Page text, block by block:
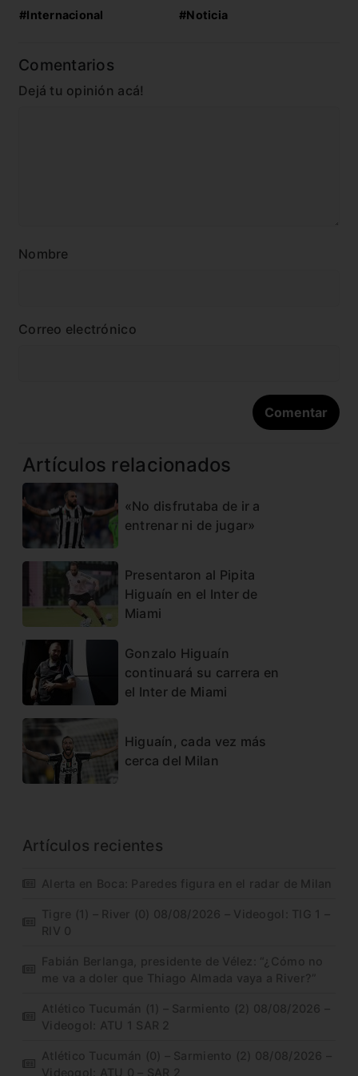
#Internacional #Noticia
Comentarios
Dejá tu opinión acá!
Nombre
Correo electrónico
Artículos relacionados
«No disfrutaba de ir a
entrenar ni de jugar»
Presentaron al Pipita
Higuaín en el Inter de
Miami
Gonzalo Higuaín
continuará su carrera en
el Inter de Miami
Higuaín, cada vez más
cerca del Milan
Artículos recientes
Alerta en Boca: Paredes figura en el radar de Milan
Tigre (1) – River (0) 08/08/2026 – Videogol: TIG 1 –
RIV 0
Fabián Berlanga, presidente de Vélez: “¿Cómo no
me va a doler que Thiago Almada vaya a River?”
Atlético Tucumán (1) – Sarmiento (2) 08/08/2026 –
Videogol: ATU 1 SAR 2
Atlético Tucumán (0) – Sarmiento (2) 08/08/2026 –
Videogol: ATU 0 – SAR 2